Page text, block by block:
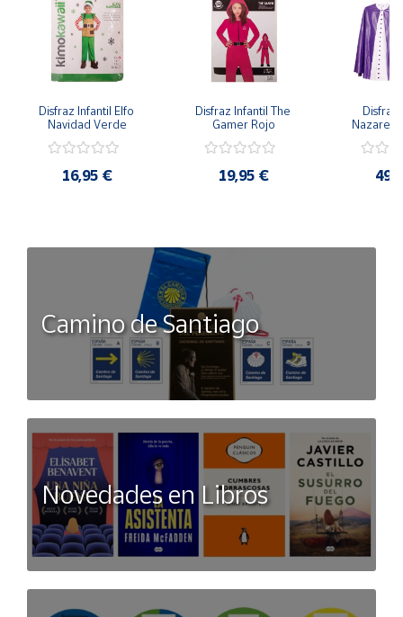
Disfraz Infantil Elfo
Navidad Verde
16,95 €
Disfraz Infantil The
Gamer Rojo
19,95 €
Disfraz
Camino de Santiago
Novedades en Libros